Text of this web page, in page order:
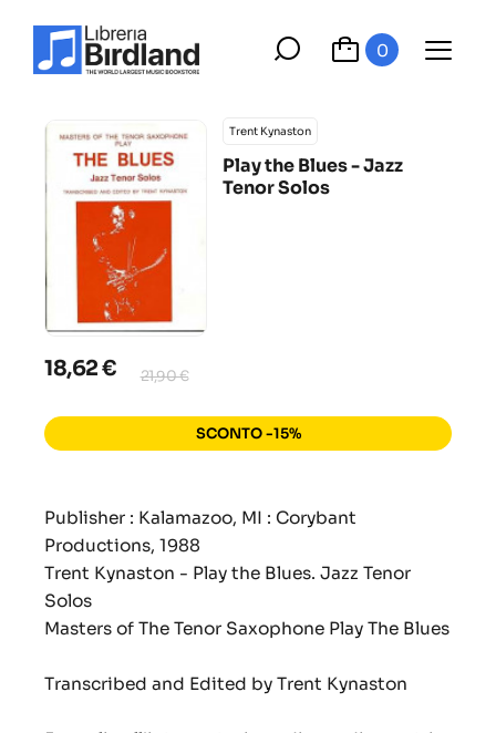
0
Trent Kynaston
Play the Blues - Jazz
Tenor Solos
18,62 € 21,90 €
SCONTO -15%
Publisher : Kalamazoo, MI : Corybant
Productions, 1988
Trent Kynaston - Play the Blues. Jazz Tenor
Solos
Masters of The Tenor Saxophone Play The Blues
Transcribed and Edited by Trent Kynaston